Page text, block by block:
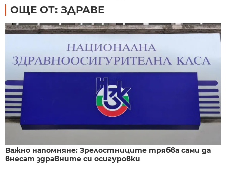
ОЩЕ ОТ: ЗДРАВЕ
Важно напомняне: Зрелостниците трябва сами да
внесат здравните си осигуровки